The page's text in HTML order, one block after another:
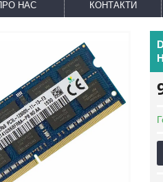
НАС КОНТАКТИ